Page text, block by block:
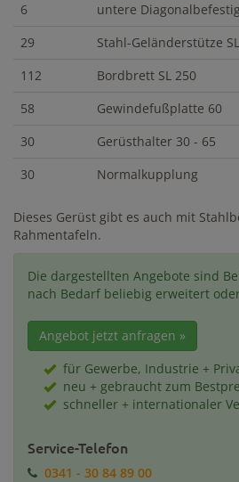
6
untere
29
Stahl-Geländerstütze
112
Bordbrett SL 250
58
Gewindefußplatte 60
30
Gerüsthalter 30 - 65
30
Normalkupplung
Dieses Gerüst gibt es auch mit
Rahmentafeln.
Die dargestellten Angebote sind
nach Bedarf beliebig erweitert
Angebot jetzt anfragen »
für Gewerbe, Industrie +
neu + gebraucht zum
schneller + internationaler
Service-Telefon
0341 - 30 84 89 00